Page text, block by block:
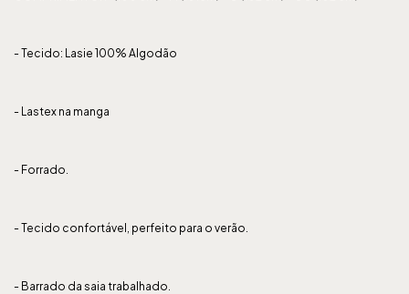
- Tecido: Lasie 100% Algodão
- Lastex na manga
- Forrado.
- Tecido confortável, perfeito para o verão.
- Barrado da saia trabalhado.